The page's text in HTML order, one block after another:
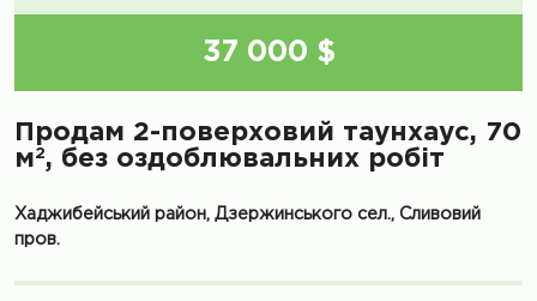
37 000 $
Продам 2-поверховий таунхаус, 70
м2, без оздоблювальних робіт
Хаджибейський район, Дзержинського сел., Сливовий
пров.